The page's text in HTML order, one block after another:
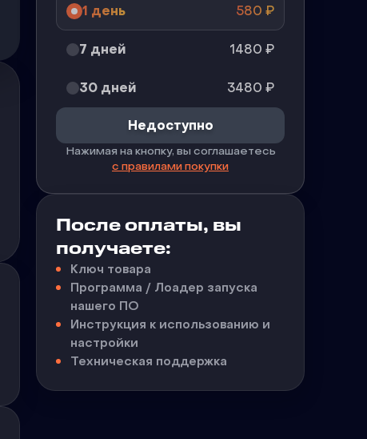
1 день 580 ₽
7 дней 1480 ₽
30 дней 3480 ₽
Недоступно
Нажимая на кнопку, вы соглашаетесь
с правилами покупки
После оплаты, вы
получаете:
Ключ товара
Программа / Лоадер запуска
нашего ПО
Инструкция к использованию и
настройки
Техническая поддержка